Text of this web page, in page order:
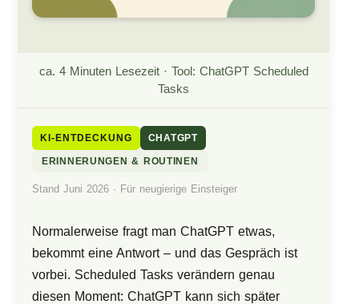
ca. 4 Minuten Lesezeit · Tool: ChatGPT Scheduled
Tasks
KI-ENTDECKUNG CHATGPT
ERINNERUNGEN & ROUTINEN
Stand Juni 2026 · Für neugierige Einsteiger
Normalerweise fragt man ChatGPT etwas,
bekommt eine Antwort – und das Gespräch ist
vorbei. Scheduled Tasks verändern genau
diesen Moment: ChatGPT kann sich später